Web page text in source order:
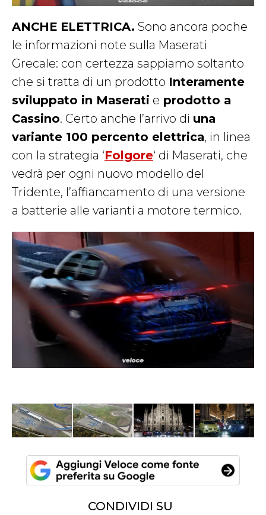
ANCHE ELETTRICA. Sono ancora poche
le informazioni note sulla Maserati
Grecale: con certezza sappiamo soltanto
che si tratta di un prodotto Interamente
sviluppato in Maserati e prodotto a
Cassino. Certo anche l’arrivo di una
variante 100 percento elettrica, in linea
con la strategia ‘Folgore‘ di Maserati, che
vedrà per ogni nuovo modello del
Tridente, l’affiancamento di una versione
a batterie alle varianti a motore termico.
CONDIVIDI SU